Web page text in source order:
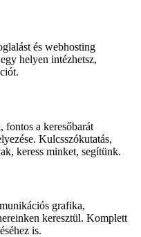
és webhosting
helyen intézhetsz,
a keresőbarát
Kulcsszókutatás,
keress minket, segítünk.
grafika,
keresztül. Komplett
is.